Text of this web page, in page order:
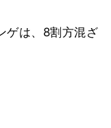
ゲは、8割方混ざ